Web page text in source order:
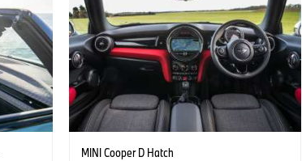
MINI Cooper D Hatch